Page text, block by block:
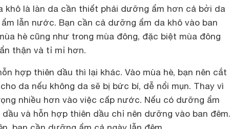
khô là làn da cần thiết phải dưỡng ẩm hơn cả bởi da
lẫn nước. Bạn cần cả dưỡng ẩm da khô vào ban
hè cũng như trong mùa đông, đặc biệt mùa đông
thận và tỉ mỉ hơn.
hợp thiên dầu thì lại khác. Vào mùa hè, bạn nên cắt
da nếu không da sẽ bị bức bí, dễ nổi mụn. Thay vì
nhiều hơn vào việc cấp nước. Nếu có dưỡng ẩm
và hỗn hợp thiên dầu chỉ nên dưỡng vào ban đêm.